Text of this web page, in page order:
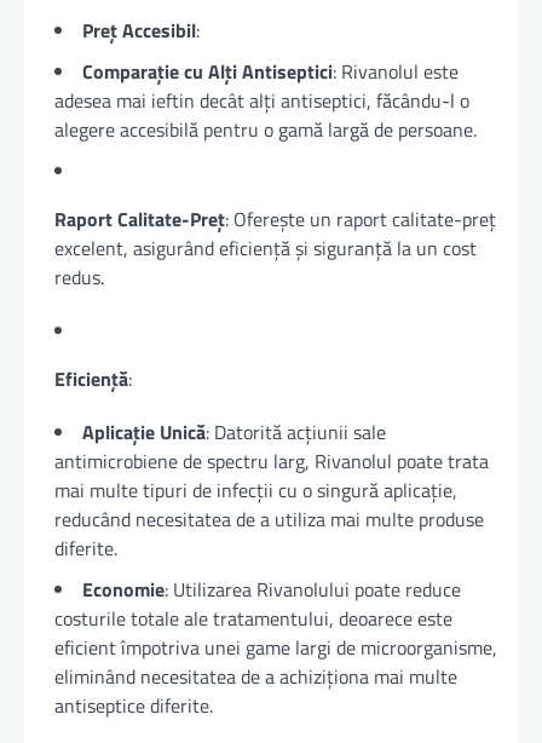
Preț Accesibil:
Comparație cu Alți Antiseptici: Rivanolul este
adesea mai ieftin decât alți antiseptici, făcându-l o
alegere accesibilă pentru o gamă largă de persoane.
Raport Calitate-Preț: Oferește un raport calitate-preț
excelent, asigurând eficiență și siguranță la un cost
redus.
Eficiență:
Aplicație Unică: Datorită acțiunii sale
antimicrobiene de spectru larg, Rivanolul poate trata
mai multe tipuri de infecții cu o singură aplicație,
reducând necesitatea de a utiliza mai multe produse
diferite.
Economie: Utilizarea Rivanolului poate reduce
costurile totale ale tratamentului, deoarece este
eficient împotriva unei game largi de microorganisme,
eliminând necesitatea de a achiziționa mai multe
antiseptice diferite.